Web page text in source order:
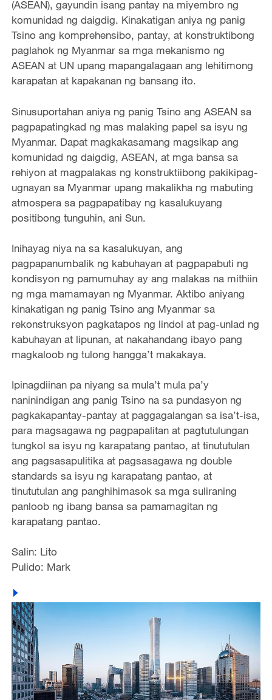
(ASEAN), gayundin isang pantay na miyembro ng
komunidad ng daigdig. Kinakatigan aniya ng panig
Tsino ang komprehensibo, pantay, at konstruktibong
paglahok ng Myanmar sa mga mekanismo ng
ASEAN at UN upang mapangalagaan ang lehitimong
karapatan at kapakanan ng bansang ito.
Sinusuportahan aniya ng panig Tsino ang ASEAN sa
pagpapatingkad ng mas malaking papel sa isyu ng
Myanmar. Dapat magkakasamang magsikap ang
komunidad ng daigdig, ASEAN, at mga bansa sa
rehiyon at magpalakas ng konstruktiibong pakikipag-
ugnayan sa Myanmar upang makalikha ng mabuting
atmospera sa pagpapatibay ng kasalukuyang
positibong tunguhin, ani Sun.
Inihayag niya na sa kasalukuyan, ang
pagpapanumbalik ng kabuhayan at pagpapabuti ng
kondisyon ng pamumuhay ay ang malakas na mithiin
ng mga mamamayan ng Myanmar. Aktibo aniyang
kinakatigan ng panig Tsino ang Myanmar sa
rekonstruksyon pagkatapos ng lindol at pag-unlad ng
kabuhayan at lipunan, at nakahandang ibayo pang
magkaloob ng tulong hangga’t makakaya.
Ipinagdiinan pa niyang sa mula’t mula pa’y
naninindigan ang panig Tsino na sa pundasyon ng
pagkakapantay-pantay at paggagalangan sa isa’t-isa,
para magsagawa ng pagpapalitan at pagtutulungan
tungkol sa isyu ng karapatang pantao, at tinututulan
ang pagsasapulitika at pagsasagawa ng double
standards sa isyu ng karapatang pantao, at
tinututulan ang panghihimasok sa mga suliraning
panloob ng ibang bansa sa pamamagitan ng
karapatang pantao.
Salin: Lito
Pulido: Mark